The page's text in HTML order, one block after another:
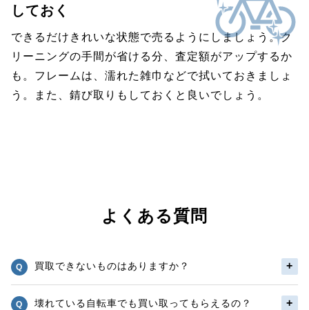
しておく
できるだけきれいな状態で売るようにしましょう。ク
リーニングの手間が省ける分、査定額がアップするか
も。フレームは、濡れた雑巾などで拭いておきましょ
う。また、錆び取りもしておくと良いでしょう。
よくある質問
買取できないものはありますか？
壊れている自転車でも買い取ってもらえるの？